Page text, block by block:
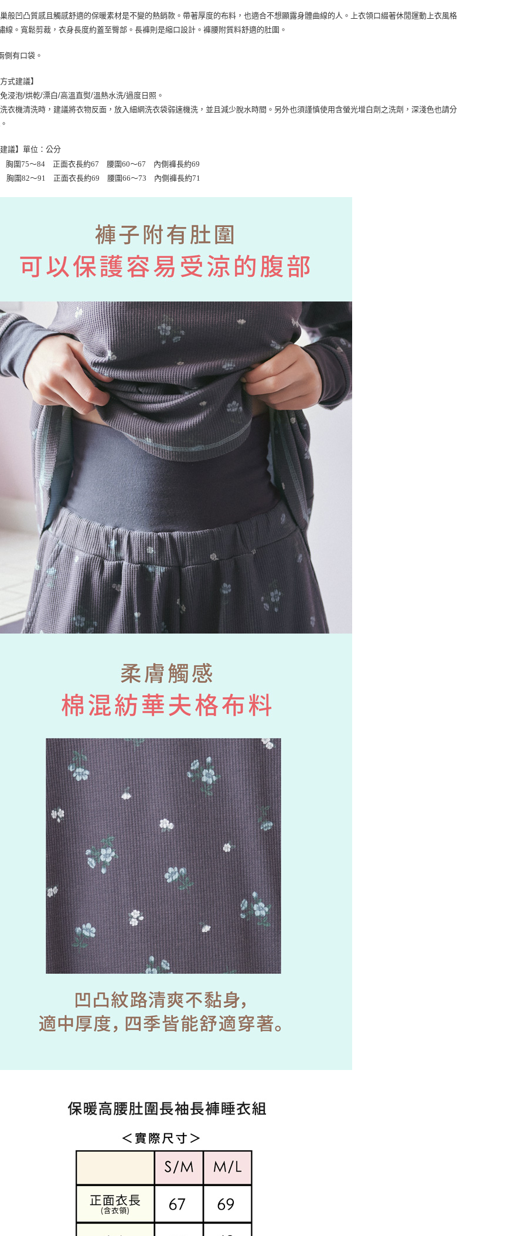
般凹凸質感且觸感舒適的保暖素材是不變的熱銷款。帶著厚度的布料，也適合不想顯露身體曲線的人。上衣領口綴著休閒運動上衣風格
線。寬鬆剪裁，衣身長度約蓋至臀部。長褲則是縮口設計。褲腰附質料舒適的肚圍。
側有口袋。
式建議】
免浸泡/烘乾/漂白/高溫直熨/溫熱水洗/過度日照。
洗衣機清洗時，建議將衣物反面，放入細網洗衣袋弱速機洗，並且減少脫水時間。另外也須謹慎使用含螢光增白劑之洗劑，深淺色也請分
建議】單位：公分
胸圍75～84 正面衣長約67 腰圍60～67 內側褲長約69
胸圍82～91 正面衣長約69 腰圍66～73 內側褲長約71